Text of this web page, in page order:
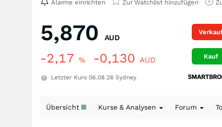
Alarme einrichten Zur Watchlist hinzufügen
5,870 AUD
-2,17 % -0,130 AUD
Letzter Kurs 06.08.26 Sydney
Kauf
Übersicht Kurse & Analysen Forum